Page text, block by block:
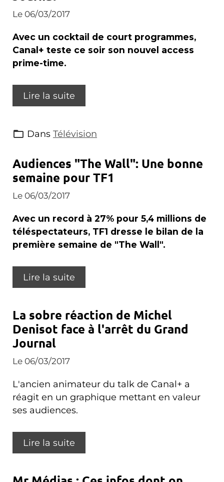
Le 06/03/2017
Avec un cocktail de court programmes,
Canal+ teste ce soir son nouvel access
prime-time.
Lire la suite
Dans Télévision
Audiences "The Wall": Une bonne
semaine pour TF1
Le 06/03/2017
Avec un record à 27% pour 5,4 millions de
téléspectateurs, TF1 dresse le bilan de la
première semaine de "The Wall".
Lire la suite
La sobre réaction de Michel
Denisot face à l'arrêt du Grand
Journal
Le 06/03/2017
L'ancien animateur du talk de Canal+ a
réagit en un graphique mettant en valeur
ses audiences.
Lire la suite